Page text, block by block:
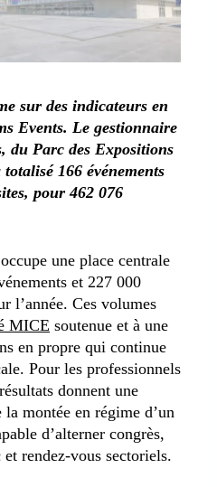
sur des indicateurs en
Events. Le gestionnaire
du Parc des Expositions
166 événements
pour 462 076
une place centrale
et 227 000
l’année. Ces volumes
MICE soutenue et à une
en propre qui continue
Pour les professionnels
donnent une
la montée en régime d’un
d’alterner congrès,
rendez-vous sectoriels.